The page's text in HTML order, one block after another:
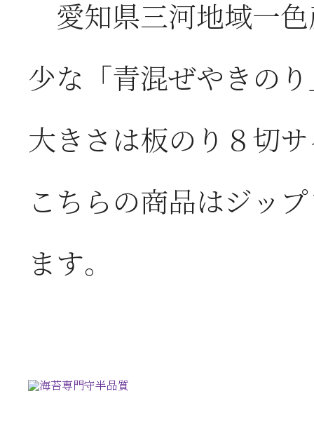
愛知県三河地域一
少な「青混ぜやきの
大きさは板のり８切
こちらの商品はジッ
ます。